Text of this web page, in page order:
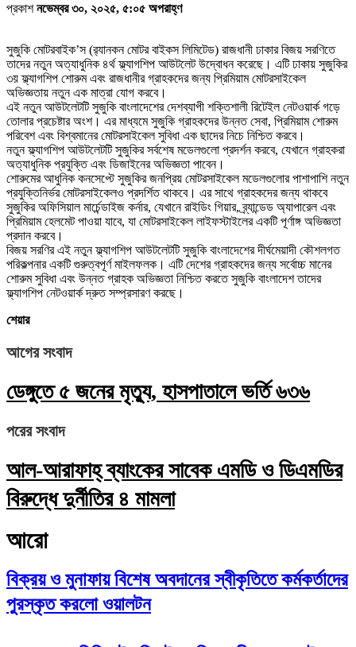
প্রকাশনভেম্বর ৩০, ২০২৫, ৫:০৫ অপরাহ্ণ
সুজুকি মোটরবাইক’স (র‍্যানকন মোটর বাইকস লিমিটেড) রাজধানী ঢাকার বিজয় সরণিতে
তাদের নতুন অত্যাধুনিক ৪র্থ ফ্ল্যাগশিপ আউটলেট উদ্বোধন করেছে। এটি ঢাকায় সুজুকির
৩য় ফ্ল্যাগশিপ শোরুম এবং রাজধানীর গ্রাহকদের জন্য প্রিমিয়াম মোটরসাইকেল
অভিজ্ঞতায় নতুন এক মাত্রা যোগ করবে।
এই নতুন আউটলেটটি সুজুকি বাংলাদেশের দেশব্যাপী শক্তিশালী রিটেইল নেটওয়ার্ক গড়ে
তোলার প্রচেষ্টার অংশ। এর মাধ্যমে সুজুকি গ্রাহকদের উন্নত সেবা, প্রিমিয়াম শোরুম
পরিবেশ এবং বিশ্বমানের মোটরসাইকেল সুবিধা এক ছাদের নিচে নিশ্চিত করবে।
নতুন ফ্ল্যাগশিপ আউটলেটটি সুজুকির সর্বশেষ মডেলগুলো প্রদর্শন করবে, যেখানে গ্রাহকরা
অত্যাধুনিক প্রযুক্তি এবং ডিজাইনের অভিজ্ঞতা পাবেন।
শোরুমের আধুনিক কনসেপ্টে সুজুকির জনপ্রিয় মোটরসাইকেল মডেলগুলোর পাশাপাশি নতুন
প্রযুক্তিনির্ভর মোটরসাইকেলও প্রদর্শিত থাকবে। এর সাথে গ্রাহকদের জন্য থাকবে
সুজুকির অফিসিয়াল মার্চেন্ডাইজ কর্নার, যেখানে রাইডিং গিয়ার, ব্র্যান্ডেড অ্যাপারেল এবং
প্রিমিয়াম হেলমেট পাওয়া যাবে, যা মোটরসাইকেল লাইফস্টাইলের একটি পূর্ণাঙ্গ অভিজ্ঞতা
প্রদান করবে।
বিজয় সরণির এই নতুন ফ্ল্যাগশিপ আউটলেটটি সুজুকি বাংলাদেশের দীর্ঘমেয়াদী কৌশলগত
পরিকল্পনার একটি গুরুত্বপূর্ণ মাইলফলক। এটি দেশের গ্রাহকদের জন্য সর্বোচ্চ মানের
শোরুম সুবিধা এবং উন্নত গ্রাহক অভিজ্ঞতা নিশ্চিত করতে সুজুকি বাংলাদেশ তাদের
ফ্ল্যাগশিপ নেটওয়ার্ক দ্রুত সম্প্রসারণ করছে।
শেয়ার
আগের সংবাদ
ডেঙ্গুতে ৫ জনের মৃত্যু, হাসপাতালে ভর্তি ৬৩৬
পরের সংবাদ
আল-আরাফাহ্ ব্যাংকের সাবেক এমডি ও ডিএমডির
বিরুদ্ধে দুর্নীতির ৪ মামলা
আরো
বিক্রয় ও মুনাফায় বিশেষ অবদানের স্বীকৃতিতে কর্মকর্তাদের
পুরস্কৃত করলো ওয়ালটন